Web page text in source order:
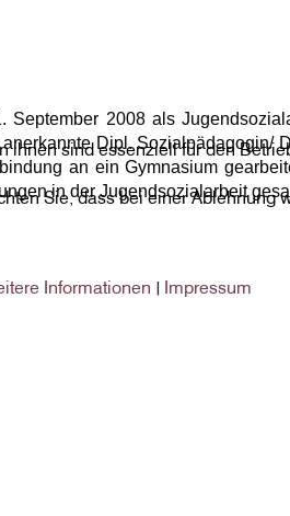
September 2008 als
Dipl. Sozialpädagogin/
an ein Gymnasium
in der Jugendsozialarbeit
ihnen sind essenziell für den
Sie, dass bei einer
Informationen | Impressum